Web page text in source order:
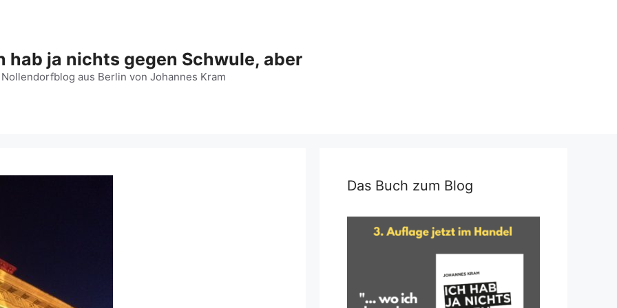
hab ja nichts gegen Schwule, aber
Nollendorfblog aus Berlin von Johannes Kram
Das Buch zum Blog